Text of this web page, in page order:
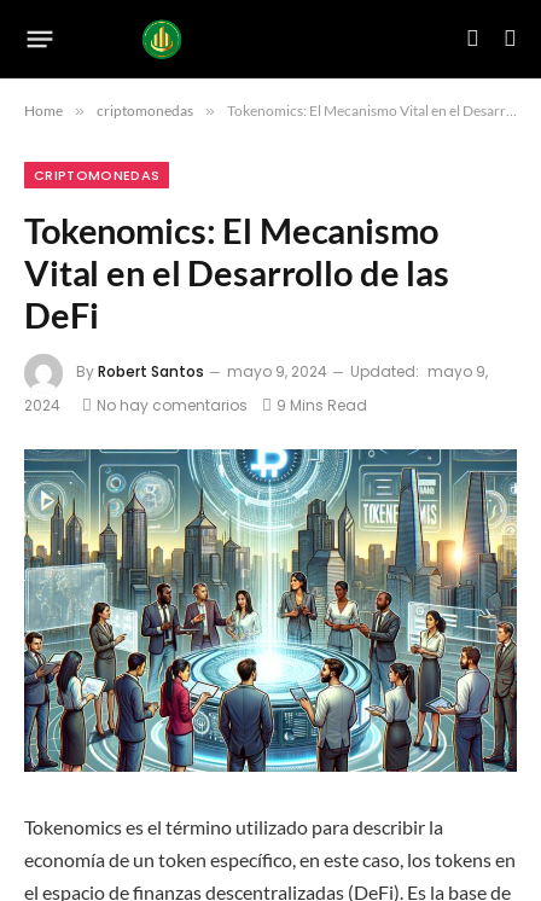
Home » criptomonedas » Tokenomics: El Mecanismo Vital en el Desarrollo de las DeFi
CRIPTOMONEDAS
Tokenomics: El Mecanismo
Vital en el Desarrollo de las
DeFi
ByRobert Santos mayo 9, 2024 Updated: mayo 9,
2024
No hay comentarios 9 Mins Read
Tokenomics es el término utilizado para describir la
economía de un token específico, en este caso, los tokens en
el espacio de finanzas descentralizadas (DeFi). Es la base de